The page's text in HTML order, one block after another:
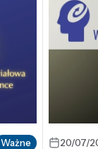
Ważne 20/07/